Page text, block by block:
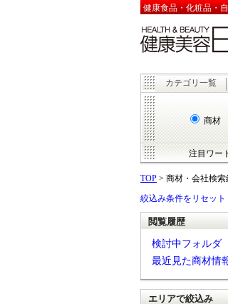
健康食品・化粧品・
カテゴリ一覧
商材
注目ワー
TOP > 商材・会社検索
絞込み条件をリセット
閲覧履歴
検討中フォルダ
最近見た商材情
エリアで絞込み